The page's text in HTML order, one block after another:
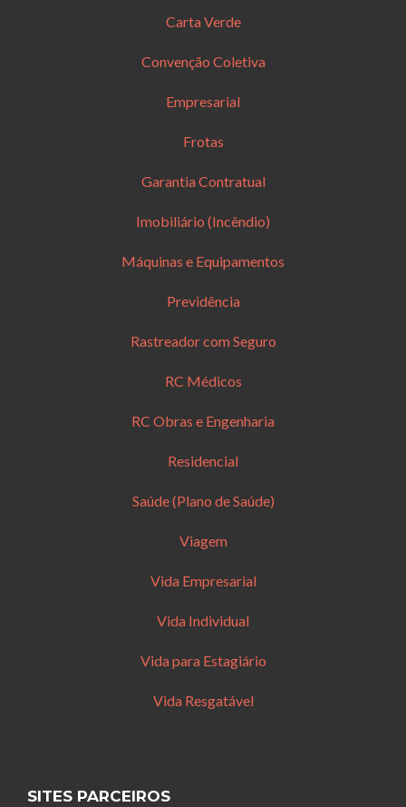
Carta Verde
Convenção Coletiva
Empresarial
Frotas
Garantia Contratual
Imobiliário (Incêndio)
Máquinas e Equipamentos
Previdência
Rastreador com Seguro
RC Médicos
RC Obras e Engenharia
Residencial
Saúde (Plano de Saúde)
Viagem
Vida Empresarial
Vida Individual
Vida para Estagiário
Vida Resgatável
SITES PARCEIROS